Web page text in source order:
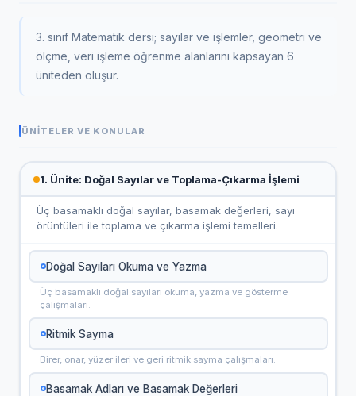
3. sınıf Matematik dersi; sayılar ve işlemler, geometri ve
ölçme, veri işleme öğrenme alanlarını kapsayan 6
üniteden oluşur.
ÜNITELER VE KONULAR
1. Ünite: Doğal Sayılar ve Toplama-Çıkarma İşlemi
Üç basamaklı doğal sayılar, basamak değerleri, sayı
örüntüleri ile toplama ve çıkarma işlemi temelleri.
Doğal Sayıları Okuma ve Yazma
Üç basamaklı doğal sayıları okuma, yazma ve gösterme
çalışmaları.
Ritmik Sayma
Birer, onar, yüzer ileri ve geri ritmik sayma çalışmaları.
Basamak Adları ve Basamak Değerleri